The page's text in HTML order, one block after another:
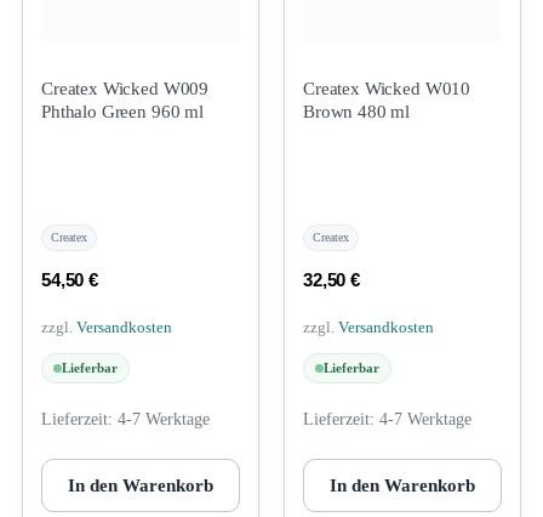
Createx Wicked W009
Phthalo Green 960 ml
Createx
54,50€
zzgl. Versandkosten
Lieferbar
Lieferzeit: 4-7 Werktage
In den Warenkorb
Createx Wicked W010
Brown 480 ml
Createx
32,50€
zzgl. Versandkosten
Lieferbar
Lieferzeit: 4-7 Werktage
In den Warenkorb